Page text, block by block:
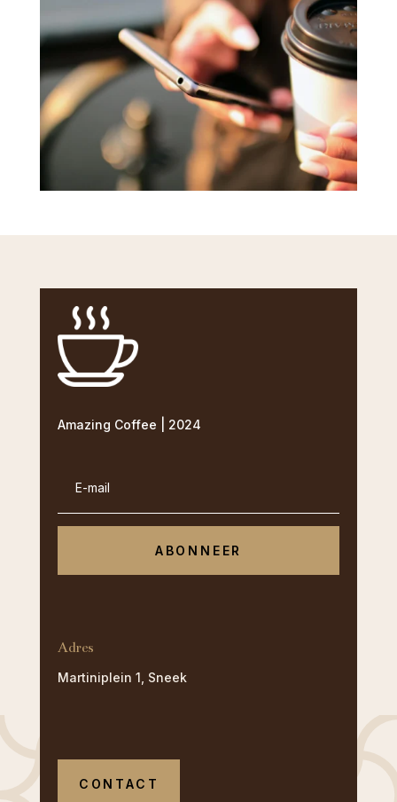
Amazing Coffee | 2024
ABONNEER
Adres
Martiniplein 1, Sneek
CONTACT